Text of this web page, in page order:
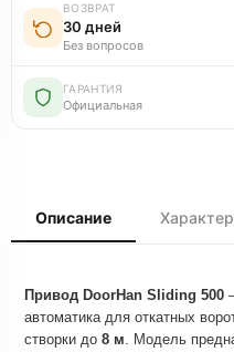
ВОЗВРАТ
30 дней
Без вопросов
ГАРАНТИЯ
Официальная
Описание
Привод DoorHan Sliding 500
автоматика для откатных
створки до 8 м. Модель